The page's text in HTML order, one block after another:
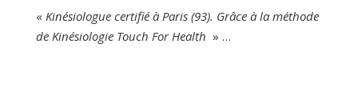
« Kinésiologue certifié à Paris (93). Grâce à la méthode
de Kinésiologie Touch For Health » …